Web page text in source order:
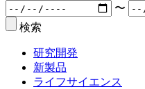
〜
検索
研究開発
新製品
ライフサイエンス